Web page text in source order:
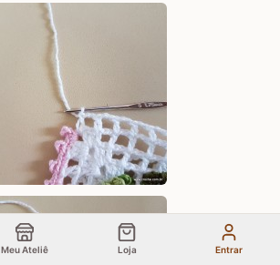
Meu Ateliê Loja Entrar